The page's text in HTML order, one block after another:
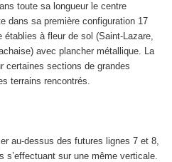
toute sa longueur le centre
dans sa première configuration 17
à fleur de sol (Saint-Lazare,
avec plancher métallique. La
certaines sections de grandes
terrains rencontrés.
au-dessus des futures lignes 7 et 8,
s’effectuant sur une même verticale.